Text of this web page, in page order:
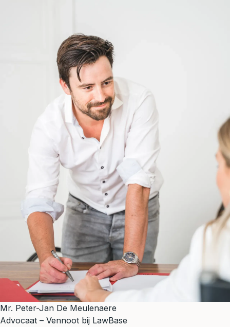
Mr. Peter-Jan De Meulenaere
Advocaat – Vennoot bij LawBase